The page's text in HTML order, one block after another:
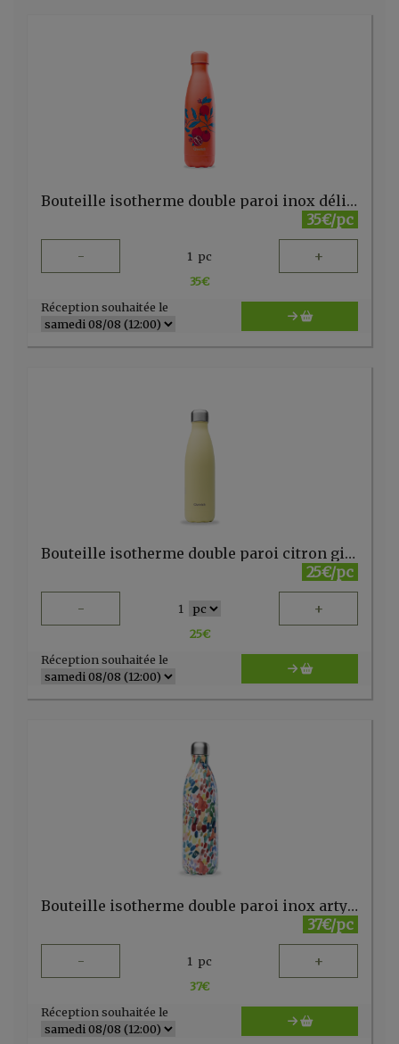
Bouteille isotherme double paroi inox délice grenades 500ml Qwetch
35€/pc
- 1 pc +
35€
Réception souhaitée le
Bouteille isotherme double paroi citron givré 500ml Qwetch
25€/pc
- 1 +
25€
Réception souhaitée le
Bouteille isotherme double paroi inox arty 1000ml Qwetch
37€/pc
- 1 pc +
37€
Réception souhaitée le